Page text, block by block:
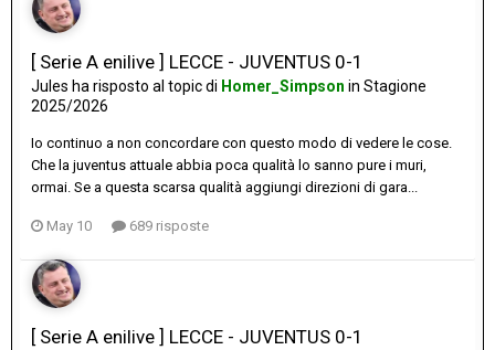
[ Serie A enilive ] LECCE - JUVENTUS 0-1
Jules ha risposto al topic di Homer_Simpson in Stagione
2025/2026
Io continuo a non concordare con questo modo di vedere le cose.
Che la juventus attuale abbia poca qualità lo sanno pure i muri,
ormai. Se a questa scarsa qualità aggiungi direzioni di gara...
May 10 689 risposte
[ Serie A enilive ] LECCE - JUVENTUS 0-1